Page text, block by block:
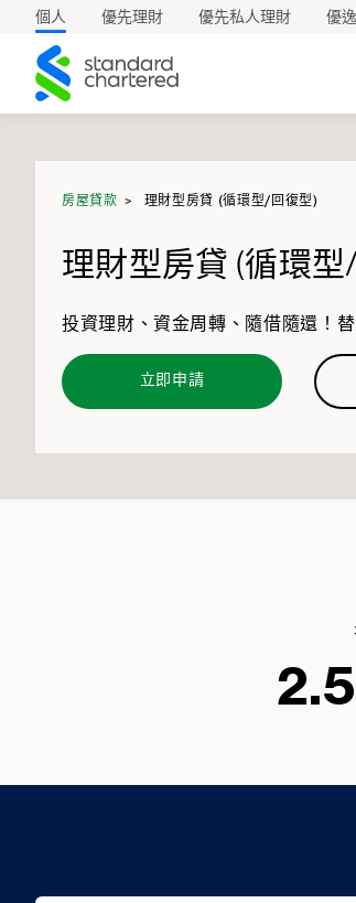
個人 優先理財 優先私人理財 優
渣
打
房屋貸款 理財型房貸 (循環型/回復型)
理財型房貸 (循環型
投資理財、資金周轉、隨借隨還！
立即申請